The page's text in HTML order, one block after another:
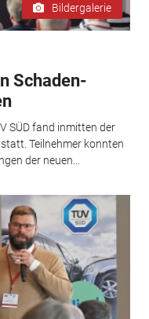
Bildergalerie
Schaden-
SÜD fand inmitten der
Teilnehmer konnten
der neuen...